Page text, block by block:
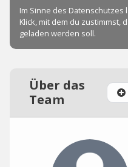
Über das
Team